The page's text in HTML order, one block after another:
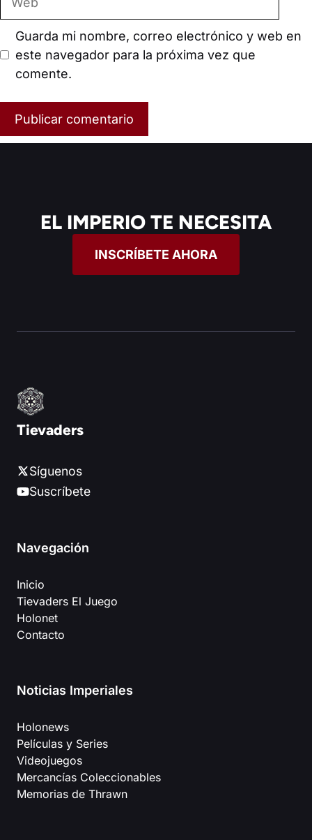
Guarda mi nombre, correo electrónico y web en
este navegador para la próxima vez que
comente.
EL IMPERIO TE NECESITA
INSCRÍBETE AHORA
Tievaders
Síguenos
Suscríbete
Navegación
Inicio
Tievaders El Juego
Holonet
Contacto
Noticias Imperiales
Holonews
Películas y Series
Videojuegos
Mercancías Coleccionables
Memorias de Thrawn